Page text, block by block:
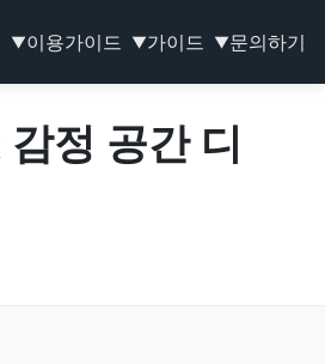
▼이용가이드 ▼가이드 ▼문의하기
정 공간 디